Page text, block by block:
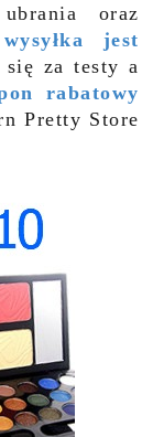
oraz
jest
za testy a
rabatowy
Pretty Store